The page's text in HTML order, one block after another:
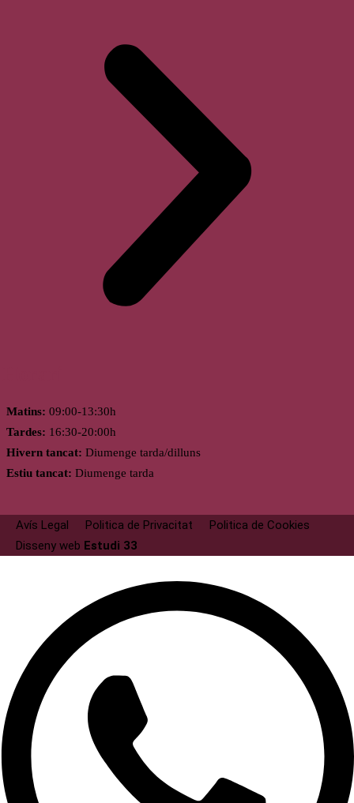
Matins: 09:00-13:30h
Tardes: 16:30-20:00h
Hivern tancat: Diumenge tarda/dilluns
Estiu tancat: Diumenge tarda
Avís Legal Politica de Privacitat
Politica de Cookies
Disseny web Estudi 33